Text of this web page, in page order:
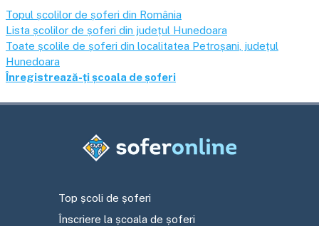
Topul școlilor de șoferi din România
Lista școlilor de șoferi din județul Hunedoara
Toate școlile de șoferi din localitatea Petroșani , județul
Hunedoara
Înregistrează-ți școala de șoferi
Top școli de șoferi
Înscriere la școala de șoferi